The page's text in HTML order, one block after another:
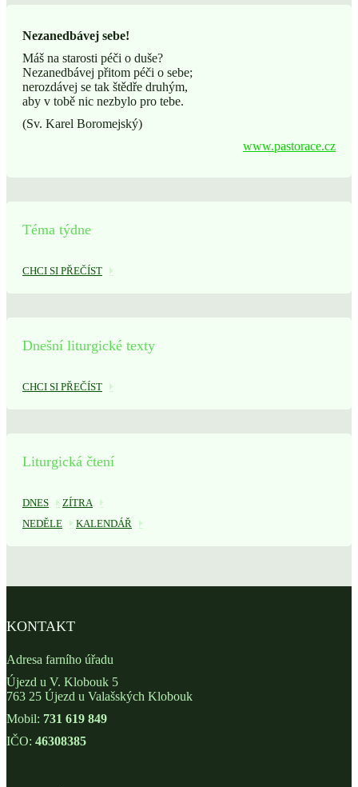
Nezanedbávej sebe!
Máš na starosti péči o duše?
Nezanedbávej přitom péči o sebe;
nerozdávej se tak štědře druhým,
aby v tobě nic nezbylo pro tebe.
(Sv. Karel Boromejský)
www.pastorace.cz
Téma týdne
CHCI SI PŘEČÍST
Dnešní liturgické texty
CHCI SI PŘEČÍST
Liturgická čtení
DNES
ZÍTRA
NEDĚLE
KALENDÁŘ
KONTAKT
Adresa farního úřadu
Újezd u V. Klobouk 5
763 25 Újezd u Valašských Klobouk
Mobil: 731 619 849
IČO: 46308385